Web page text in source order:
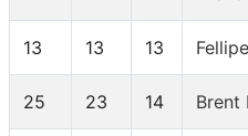
13 13 13
25 23 14 Brent